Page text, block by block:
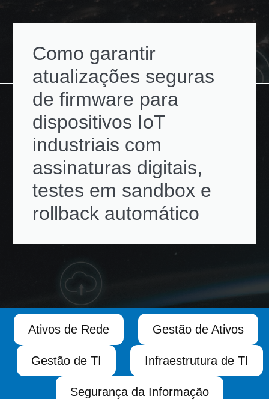
Como garantir
atualizações seguras
de firmware para
dispositivos IoT
industriais com
assinaturas digitais,
testes em sandbox e
rollback automático
Ativos de Rede Gestão de Ativos
Gestão de TI Infraestrutura de TI
Segurança da Informação